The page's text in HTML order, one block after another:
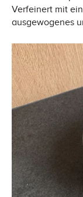
Verfeinert mit
ausgewogenes